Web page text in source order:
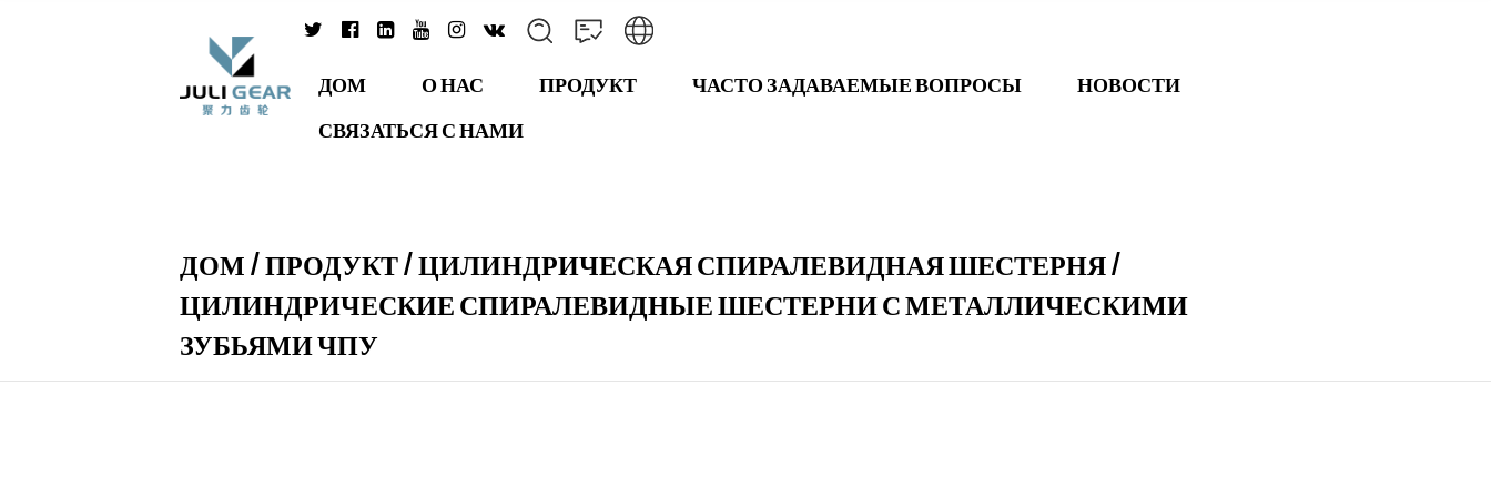
ДОМ О НАС ПРОДУКТ ЧАСТО ЗАДАВАЕМЫЕ ВОПРОСЫ
НОВОСТИ
СВЯЗАТЬСЯ С НАМИ
ДОМ/ПРОДУКТ/ЦИЛИНДРИЧЕСКАЯ СПИРАЛЕВИДНАЯ ШЕСТЕРНЯ/
ЦИЛИНДРИЧЕСКИЕ СПИРАЛЕВИДНЫЕ ШЕСТЕРНИ С МЕТАЛЛИЧЕСКИМИ
ЗУБЬЯМИ ЧПУ